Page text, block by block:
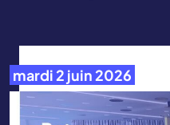
mardi 2 juin 2026